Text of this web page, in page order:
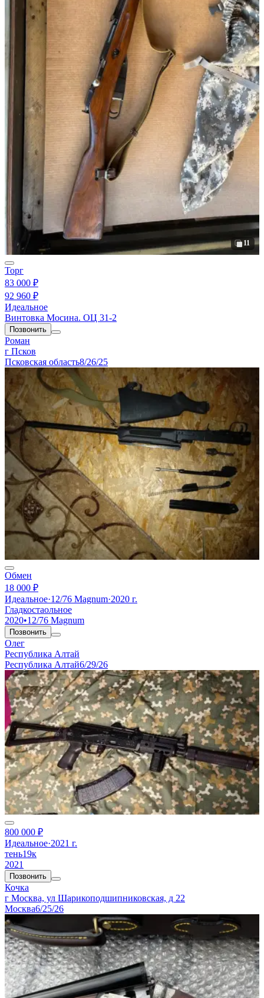
11
Торг
83 000 ₽
92 960 ₽
Идеальное
Винтовка Мосина. ОЦ 31-2
Позвонить
Роман
г Псков
Псковская область8/26/25
Обмен
18 000 ₽
Идеальное·12/76 Magnum·2020 г.
Гладкостаольное
2020•12/76 Magnum
Позвонить
Олег
Республика Алтай
Республика Алтай6/29/26
800 000 ₽
Идеальное·2021 г.
тень19к
2021
Позвонить
Кочка
г Москва, ул Шарикоподшипниковская, д 22
Москва6/25/26